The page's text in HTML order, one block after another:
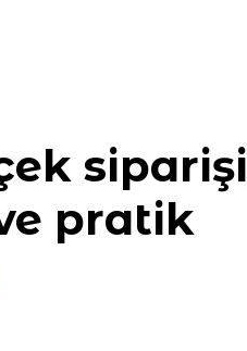
siparişi
pratik